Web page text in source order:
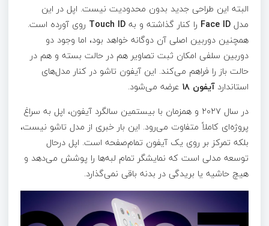
البته این طراحی جدید بدون محدودیت نیست. اپل در این
مدل Face ID را کنار گذاشته و به Touch ID روی آورده است.
همچنین دوربین اصلی آن دوگانه خواهد بود، اما وجود دو
دوربین سلفی امکان ثبت تصاویر هم در حالت بسته و هم در
حالت باز را فراهم می‌کند. این آیفون تاشو در کنار مدل‌های
استانداردآیفون ۱۸
عرضه می‌شود.
در سال ۲۰۲۷ و همزمان با بیستمین سالگرد آیفون، اپل به سراغ
پروژه‌ای کاملاً متفاوت می‌رود. این بار خبری از مدل تاشو نیست،
بلکه تمرکز بر روی یک آیفون تمام‌صفحه است. اپل درحال
توسعه مدلی است که نمایشگر تمام لبه‌ها را پوشش می‌دهد و
هیچ حاشیه یا بریدگی در بدنه باقی نمی‌گذارد.